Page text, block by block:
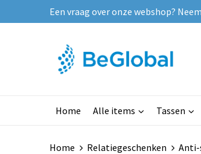
Een vraag over onze webshop?
Home Alle items Tassen
Home Relatiegeschenken Anti-